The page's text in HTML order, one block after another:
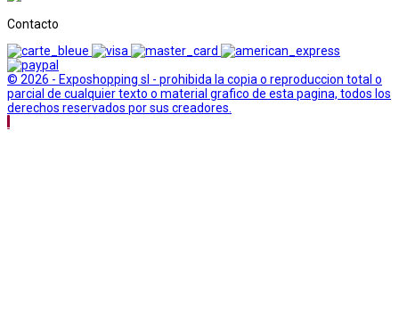
Contacto
© 2026 - Exposhopping sl - prohibida la copia o reproduccion total o
parcial de cualquier texto o material grafico de esta pagina, todos los
derechos reservados por sus creadores.